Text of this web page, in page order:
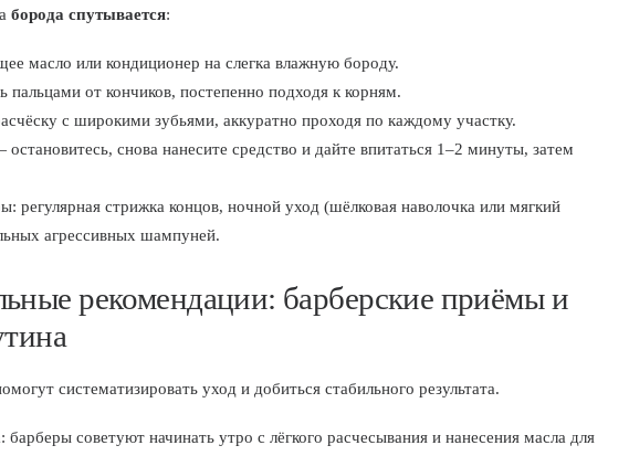
борода спутывается:
масло или кондиционер на слегка влажную бороду.
пальцами от кончиков, постепенно подходя к корням.
с широкими зубьями, аккуратно проходя по каждому участку.
снова нанесите средство и дайте впитаться 1–2 минуты, затем
регулярная стрижка концов, ночной уход (шёлковая наволочка или мягкий
агрессивных шампуней.
рекомендации: барберские приёмы и
систематизировать уход и добиться стабильного результата.
: барберы советуют начинать утро с лёгкого расчесывания и нанесения масла для